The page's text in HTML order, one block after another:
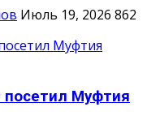
Июль 19, 2026 862
Муфтия